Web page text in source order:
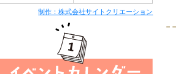
制作：株式会社サイトクリエーション